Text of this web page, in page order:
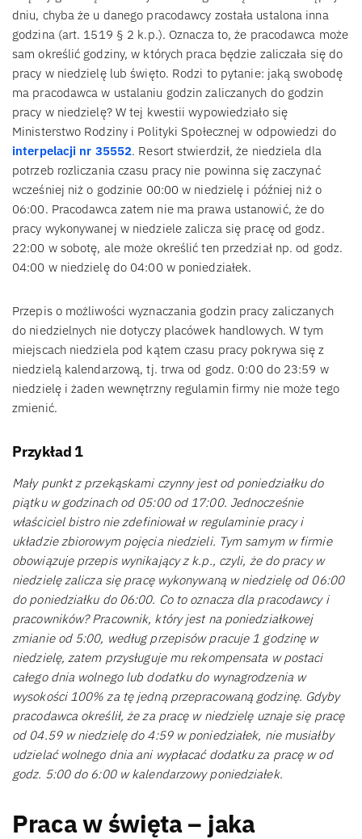
dniu, chyba że u danego pracodawcy została ustalona inna
godzina (art. 1519 § 2 k.p.). Oznacza to, że pracodawca może
sam określić godziny, w których praca będzie zaliczała się do
pracy w niedzielę lub święto. Rodzi to pytanie: jaką swobodę
ma pracodawca w ustalaniu godzin zaliczanych do godzin
pracy w niedzielę? W tej kwestii wypowiedziało się
Ministerstwo Rodziny i Polityki Społecznej w odpowiedzi do
interpelacji nr 35552. Resort stwierdził, że niedziela dla
potrzeb rozliczania czasu pracy nie powinna się zaczynać
wcześniej niż o godzinie 00:00 w niedzielę i później niż o
06:00. Pracodawca zatem nie ma prawa ustanowić, że do
pracy wykonywanej w niedziele zalicza się pracę od godz.
22:00 w sobotę, ale może określić ten przedział np. od godz.
04:00 w niedzielę do 04:00 w poniedziałek.
Przepis o możliwości wyznaczania godzin pracy zaliczanych
do niedzielnych nie dotyczy placówek handlowych. W tym
miejscach niedziela pod kątem czasu pracy pokrywa się z
niedzielą kalendarzową, tj. trwa od godz. 0:00 do 23:59 w
niedzielę i żaden wewnętrzny regulamin firmy nie może tego
zmienić.
Przykład 1
Mały punkt z przekąskami czynny jest od poniedziałku do
piątku w godzinach od 05:00 od 17:00. Jednocześnie
właściciel bistro nie zdefiniował w regulaminie pracy i
układzie zbiorowym pojęcia niedzieli. Tym samym w firmie
obowiązuje przepis wynikający z k.p., czyli, że do pracy w
niedzielę zalicza się pracę wykonywaną w niedzielę od 06:00
do poniedziałku do 06:00. Co to oznacza dla pracodawcy i
pracowników? Pracownik, który jest na poniedziałkowej
zmianie od 5:00, według przepisów pracuje 1 godzinę w
niedzielę, zatem przysługuje mu rekompensata w postaci
całego dnia wolnego lub dodatku do wynagrodzenia w
wysokości 100% za tę jedną przepracowaną godzinę. Gdyby
pracodawca określił, że za pracę w niedzielę uznaje się pracę
od 04.59 w niedzielę do 4:59 w poniedziałek, nie musiałby
udzielać wolnego dnia ani wypłacać dodatku za pracę w od
godz. 5:00 do 6:00 w kalendarzowy poniedziałek.
Praca w święta – jaka